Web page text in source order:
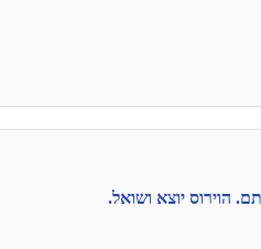
הוירוס יוצא ושואל.